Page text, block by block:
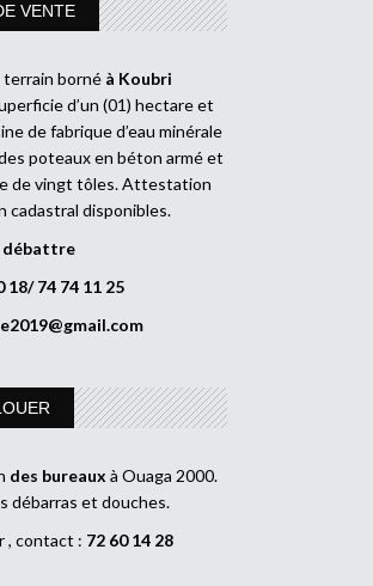
VENTE
borné à Koubri
d’un (01) hectare et
de fabrique d’eau minérale
poteaux en béton armé et
de vingt tôles. Attestation
cadastral disponibles.
débattre
18/ 74 74 11 25
des bureaux à Ouaga 2000.
débarras et douches.
, contact : 72 60 14 28